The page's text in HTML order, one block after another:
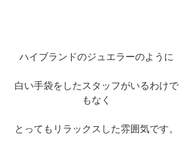
ハイブランドのジュエラーのように
白い手袋をしたスタッフがいるわけで
もなく
とってもリラックスした雰囲気です。